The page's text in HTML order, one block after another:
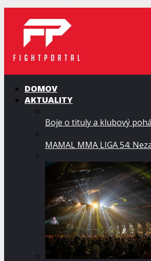
DOMOV
AKTUALITY
Boje o tituly a klubový
MAMAL MMA LIGA 54: